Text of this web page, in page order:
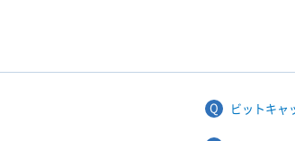
ビットキャ